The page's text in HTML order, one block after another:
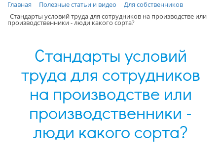
Главная
Полезные статьи и видео
Для собственников
Стандарты условий труда для сотрудников на производстве или
производственники - люди какого сорта?
Стандарты условий
труда для сотрудников
на производстве или
производственники -
люди какого сорта?